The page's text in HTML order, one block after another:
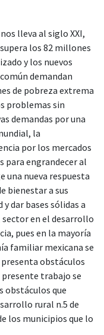
lleva al siglo XXI,
los 82 millones
y los nuevos
demandan
de pobreza extrema
problemas sin
demandas por una
la
por los mercados
para engrandecer al
una nueva respuesta
bienestar a sus
dar bases sólidas a
en el desarrollo
pues en la mayoría
familiar mexicana se
obstáculos
trabajo se
obstáculos que
rural n.5 de
los municipios que lo